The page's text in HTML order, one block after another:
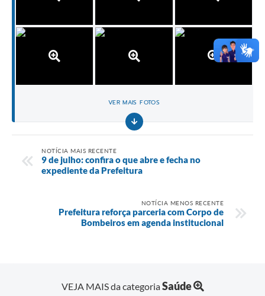
VER MAIS FOTOS
NOTÍCIA MAIS RECENTE
9 de julho: confira o que abre e fecha no
expediente da Prefeitura
NOTÍCIA MENOS RECENTE
Prefeitura reforça parceria com Corpo de
Bombeiros em agenda institucional
VEJA MAIS da categoriaSaúde